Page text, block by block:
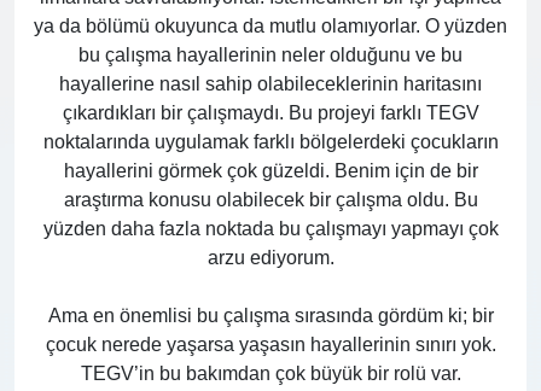
ya da bölümü okuyunca da mutlu olamıyorlar. O yüzden
bu çalışma hayallerinin neler olduğunu ve bu
hayallerine nasıl sahip olabileceklerinin haritasını
çıkardıkları bir çalışmaydı. Bu projeyi farklı TEGV
noktalarında uygulamak farklı bölgelerdeki çocukların
hayallerini görmek çok güzeldi. Benim için de bir
araştırma konusu olabilecek bir çalışma oldu. Bu
yüzden daha fazla noktada bu çalışmayı yapmayı çok
arzu ediyorum.
Ama en önemlisi bu çalışma sırasında gördüm ki; bir
çocuk nerede yaşarsa yaşasın hayallerinin sınırı yok.
TEGV’in bu bakımdan çok büyük bir rolü var.